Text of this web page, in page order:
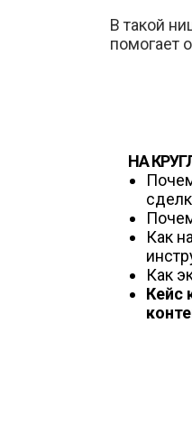
В такой
помогает
НА
Как
Как
Кейс